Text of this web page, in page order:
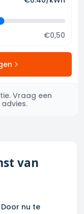
€0,50
Vraag een
van
nu te